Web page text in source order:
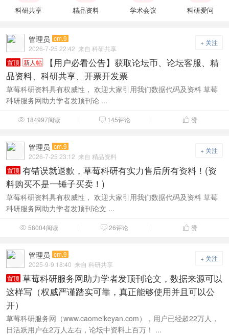
科研共享 精品资料 学术会议 科研爱问
+ 关注
管理员 cm.9
2026-7-25 22:42 来自 科研共享
置顶 新人帖
【用户必看公告】获取论坛币、论坛客服、精
品资料、科研共享、开票开发票
草莓科研资料具有权威性， 欢迎大家引用我们数据代码及资料 草莓
科研服务网助力学者发顶刊论 ...
 184997阅读  145评论  赞
+ 关注
管理员 cm.9
2026-7-25 23:12 来自 精品资料
置顶 有错误就退款，草莓科研有实力售后所有资料！(资
料购买不是一锤子买卖！)
草莓科研资料具有权威性， 欢迎大家引用我们数据代码及资料 草莓
科研服务网助力学者发顶刊论文 ...
 58004阅读  26评论  赞
+ 关注
管理员 cm.9
2025-9-9 18:40 来自 科研共享
置顶 草莓科研服务网助力学者发顶刊论文，数据来源可以
这样写（权威严谨踏实可靠，真正能够使用并且可以公
开）
草莓科研服务网（www.caomeikeyan.com），用户已经超22万人，
日活跃用户在2万人左右，论坛中资料上百万！ ...